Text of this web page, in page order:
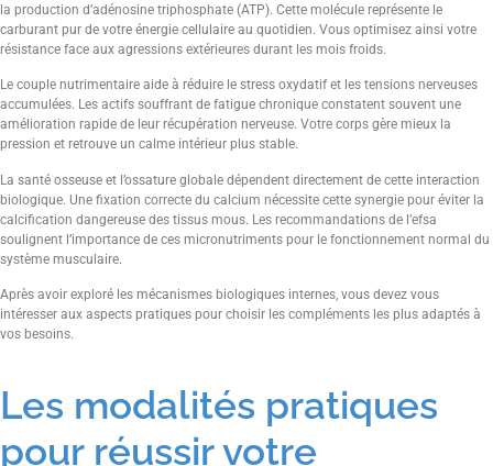
la production d’adénosine triphosphate (ATP). Cette molécule représente le
carburant pur de votre énergie cellulaire au quotidien. Vous optimisez ainsi votre
résistance face aux agressions extérieures durant les mois froids.
Le couple nutrimentaire aide à réduire le stress oxydatif et les tensions nerveuses
accumulées. Les actifs souffrant de fatigue chronique constatent souvent une
amélioration rapide de leur récupération nerveuse. Votre corps gère mieux la
pression et retrouve un calme intérieur plus stable.
La santé osseuse et l’ossature globale dépendent directement de cette interaction
biologique. Une fixation correcte du calcium nécessite cette synergie pour éviter la
calcification dangereuse des tissus mous. Les recommandations de l’efsa
soulignent l’importance de ces micronutriments pour le fonctionnement normal du
système musculaire.
Après avoir exploré les mécanismes biologiques internes, vous devez vous
intéresser aux aspects pratiques pour choisir les compléments les plus adaptés à
vos besoins.
Les modalités pratiques
pour réussir votre